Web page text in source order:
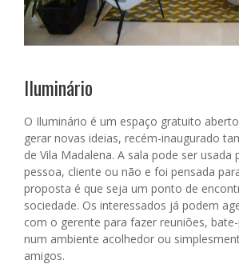
Iluminário
O Iluminário é um espaço gratuito
gerar novas ideias, recém-inaugurado
de Vila Madalena. A sala pode ser usada
pessoa, cliente ou não e foi pensada
proposta é que seja um ponto de
sociedade. Os interessados já podem
com o gerente para fazer reuniões,
num ambiente acolhedor ou
amigos.